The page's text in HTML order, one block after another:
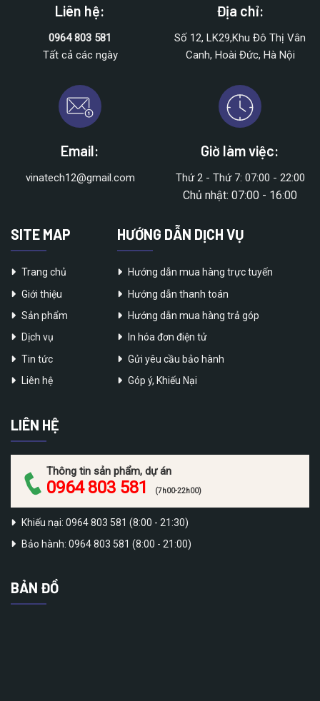
Liên hệ:
0964 803 581
Tất cả các ngày
Địa chỉ:
Số 12, LK29,Khu Đô Thị Vân
Canh, Hoài Đức, Hà Nội
Email:
vinatech12@gmail.com
Giờ làm việc:
Thứ 2 - Thứ 7: 07:00 - 22:00
Chủ nhật: 07:00 - 16:00
SITE MAP
Trang chủ
Giới thiệu
Sản phẩm
Dịch vụ
Tin tức
Liên hệ
HƯỚNG DẪN DỊCH VỤ
Hướng dẫn mua hàng trực tuyến
Hướng dẫn thanh toán
Hướng dẫn mua hàng trả góp
In hóa đơn điện tử
Gửi yêu cầu bảo hành
Góp ý, Khiếu Nại
LIÊN HỆ
Thông tin sản phẩm, dự án
0964 803 581 (7h00-22h00)
Khiếu nại: 0964 803 581 (8:00 - 21:30)
Bảo hành: 0964 803 581 (8:00 - 21:00)
BẢN ĐỒ